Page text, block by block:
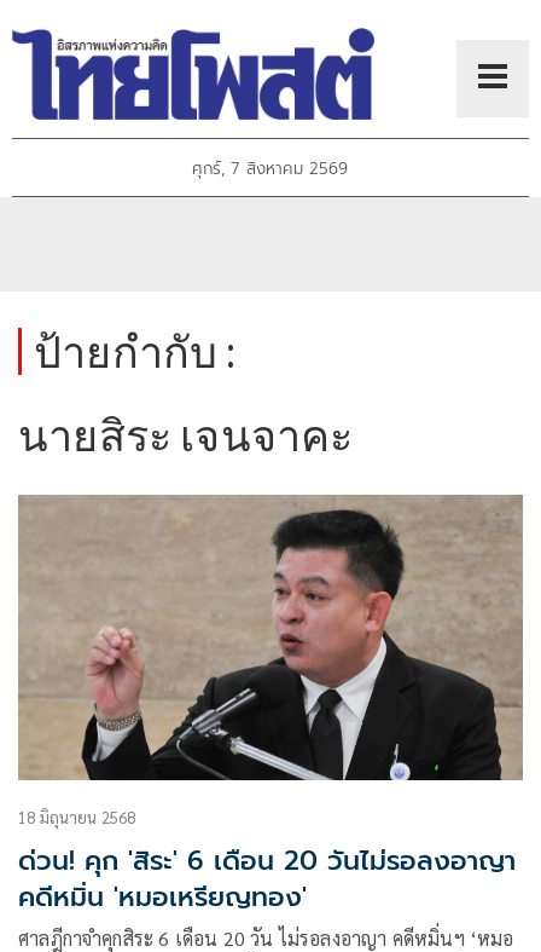
ศุกร์, 7 สิงหาคม 2569
ป้ายกำกับ :
นายสิระ เจนจาคะ
18 มิถุนายน 2568
ด่วน! คุก 'สิระ' 6 เดือน 20 วันไม่รอลงอาญา
คดีหมิ่น 'หมอเหรียญทอง'
ศาลฎีกาจำคุกสิระ 6 เดือน 20 วัน ไม่รอลงอาญา คดีหมิ่นฯ ‘หมอ